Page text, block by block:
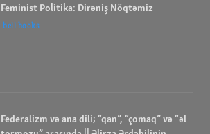
Feminist Politika: Dirəniş Nöqtəmiz
bell hooks
Federalizm və ana dili; “qan”, “çomaq” və “əl